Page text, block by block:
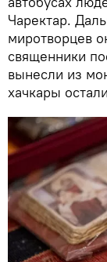
Чаректар.
миротворцев
священники
вынесли из
хачкары